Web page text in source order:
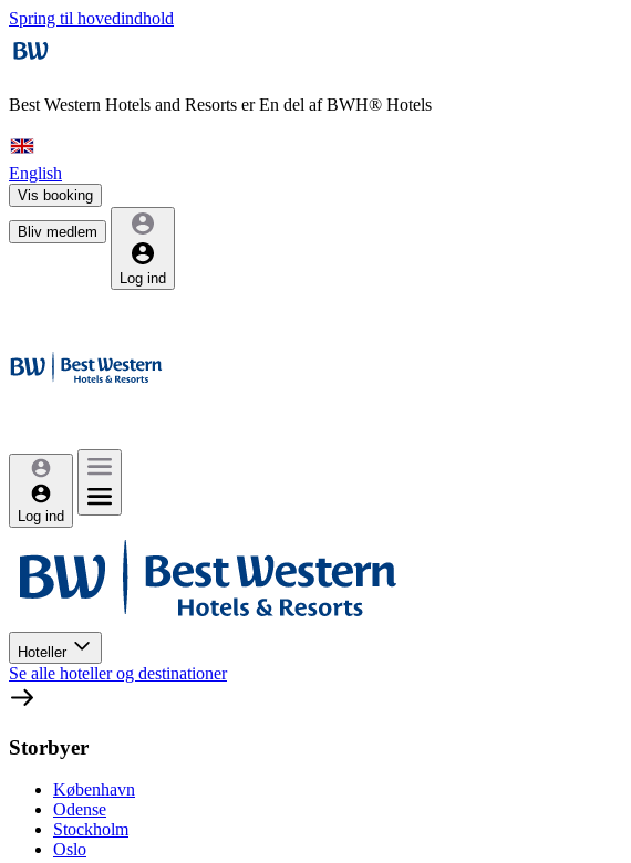
Spring til hovedindhold
Best Western Hotels and Resorts erEn del af BWH® Hotels
English
Vis booking
Bliv medlem
Log ind
Log ind
Hoteller
Se alle hoteller og destinationer
Storbyer
København
Odense
Stockholm
Oslo